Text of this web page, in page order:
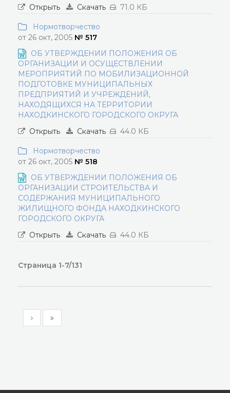
Открыть
Скачать 71.0 КБ
Нормотворчество
от 26 окт, 2005 № 517
ОБ УТВЕРЖДЕНИИ ПОЛОЖЕНИЯ ОБ
ОРГАНИЗАЦИИ И ОСУЩЕСТВЛЕНИИ
МЕРОПРИЯТИЙ ПО МОБИЛИЗАЦИОННОЙ
ПОДГОТОВКЕ МУНИЦИПАЛЬНЫХ
ПРЕДПРИЯТИЙ И УЧРЕЖДЕНИЙ,
НАХОДЯЩИХСЯ НА ТЕРРИТОРИИ
НАХОДКИНСКОГО ГОРОДСКОГО ОКРУГА
Открыть
Скачать 44.0 КБ
Нормотворчество
от 26 окт, 2005 № 518
ОБ УТВЕРЖДЕНИИ ПОЛОЖЕНИЯ ОБ
ОРГАНИЗАЦИИ СТРОИТЕЛЬСТВА И
СОДЕРЖАНИЯ МУНИЦИПАЛЬНОГО
ЖИЛИЩНОГО ФОНДА НАХОДКИНСКОГО
ГОРОДСКОГО ОКРУГА
Открыть
Скачать 44.0 КБ
Страница 1-7/131